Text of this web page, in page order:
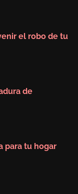
el robo de tu
de
para tu hogar